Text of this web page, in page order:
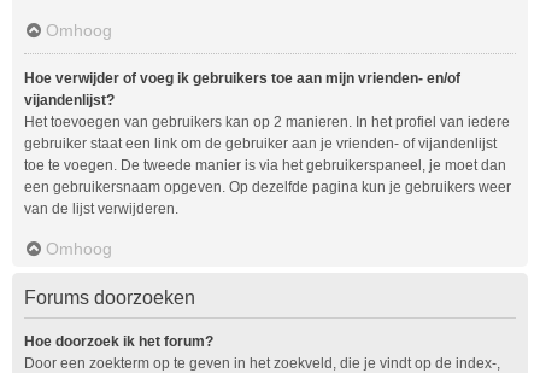
Omhoog
Hoe verwijder of voeg ik gebruikers toe aan mijn vrienden- en/of
vijandenlijst?
Het toevoegen van gebruikers kan op 2 manieren. In het profiel van iedere
gebruiker staat een link om de gebruiker aan je vrienden- of vijandenlijst
toe te voegen. De tweede manier is via het gebruikerspaneel, je moet dan
een gebruikersnaam opgeven. Op dezelfde pagina kun je gebruikers weer
van de lijst verwijderen.
Omhoog
Forums doorzoeken
Hoe doorzoek ik het forum?
Door een zoekterm op te geven in het zoekveld, die je vindt op de index-,